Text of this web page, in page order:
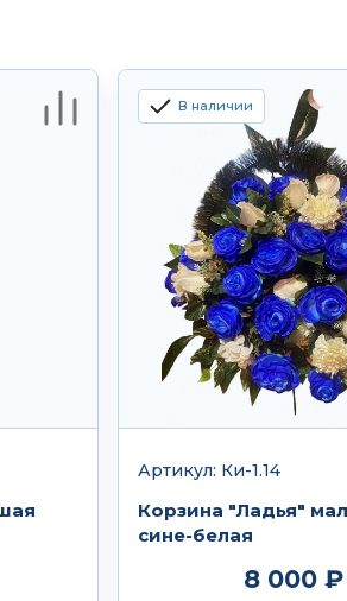
В наличии
Артикул: Ки-1.14
Корзина "Ладья"
сине-белая
8 000 ₽